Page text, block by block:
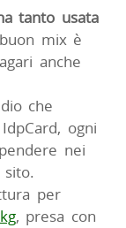
tanto usata
mix è
anche
che
ogni
nei
per
, presa con